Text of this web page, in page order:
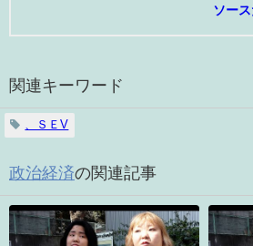
ソース
関連キーワード
、ＳＥV
政治経済の関連記事